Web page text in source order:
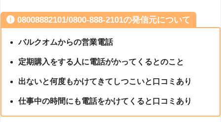
08008882101/0800-888-2101の発信元について
バルクオムからの営業電話
定期購入をする人に電話がかってくるとのこと
出ないと何度もかけてきてしつこいと口コミあり
仕事中の時間にも電話をかけてくると口コミあり